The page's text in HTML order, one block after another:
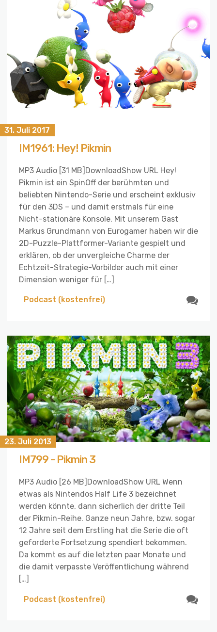
31. Juli 2017
IM1961: Hey! Pikmin
MP3 Audio [31 MB]DownloadShow URL Hey!
Pikmin ist ein SpinOff der berühmten und
beliebten Nintendo-Serie und erscheint exklusiv
für den 3DS – und damit erstmals für eine
Nicht-stationäre Konsole. Mit unserem Gast
Markus Grundmann von Eurogamer haben wir die
2D-Puzzle-Plattformer-Variante gespielt und
erklären, ob der unvergleiche Charme der
Echtzeit-Strategie-Vorbilder auch mit einer
Dimension weniger für […]
Podcast (kostenfrei)
23. Juli 2013
IM799 - Pikmin 3
MP3 Audio [26 MB]DownloadShow URL Wenn
etwas als Nintendos Half Life 3 bezeichnet
werden könnte, dann sicherlich der dritte Teil
der Pikmin-Reihe. Ganze neun Jahre, bzw. sogar
12 Jahre seit dem Erstling hat die Serie die oft
geforderte Fortsetzung spendiert bekommen.
Da kommt es auf die letzten paar Monate und
die damit verpasste Veröffentlichung während
[…]
Podcast (kostenfrei)